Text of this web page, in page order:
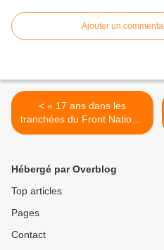
Ajouter un
< « 17 ans dans les
tranchées du Front National
», le nouveau livre de Jean-
Hébergé par Overblog
Top articles
Pages
Contact